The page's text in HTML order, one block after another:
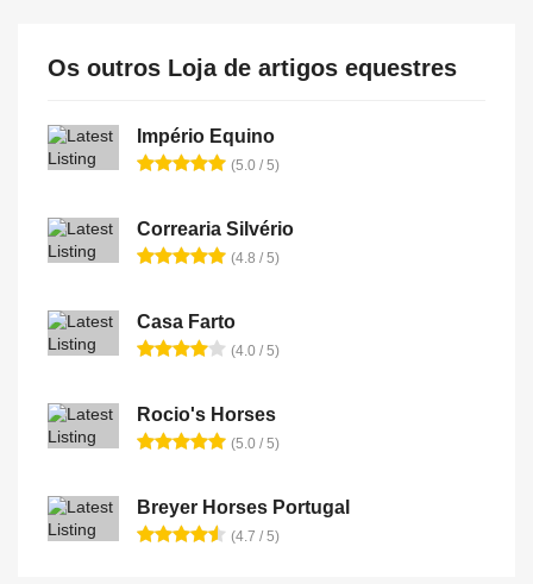
Os outros Loja de artigos equestres
Império Equino
(5.0 / 5)
Correaria Silvério
(4.8 / 5)
Casa Farto
(4.0 / 5)
Rocio's Horses
(5.0 / 5)
Breyer Horses Portugal
(4.7 / 5)